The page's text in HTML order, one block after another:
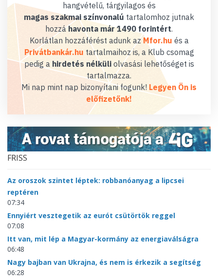
hangvételű, tárgyilagos és
magas szakmai színvonalú tartalomhoz jutnak
hozzáhavonta már 1490 forintért.
Korlátlan hozzáférést adunk az Mfor.hu és a
Privátbankár.hu tartalmaihoz is, a Klub csomag
pedig a hirdetés nélküliolvasási lehetőséget is
tartalmazza.
Mi nap mint nap bizonyítani fogunk! Legyen Ön is
előfizetőnk!
FRISS
Az oroszok szintet léptek: robbanóanyag a lipcsei
reptéren
07:34
Ennyiért vesztegetik az eurót csütörtök reggel
07:08
Itt van, mit lép a Magyar-kormány az energiaválságra
06:48
Nagy bajban van Ukrajna, és nem is érkezik a segítség
06:28